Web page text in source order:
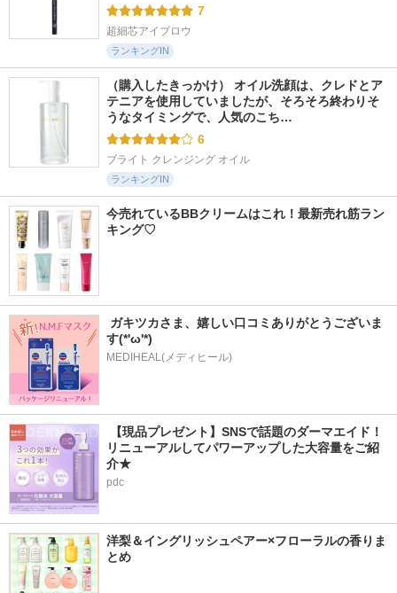
7
超細芯アイブロウ
ランキングIN
（購入したきっかけ） オイル洗顔は、クレドとア
テニアを使用していましたが、そろそろ終わりそ
うなタイミングで、人気のこち…
6
ブライト クレンジング オイル
ランキングIN
今売れているBBクリームはこれ！最新売れ筋ラン
キング♡
ガキツカさま、嬉しい口コミありがとうございま
す(*'ω'*)
MEDIHEAL(メディヒール)
【現品プレゼント】SNSで話題のダーマエイド！
リニューアルしてパワーアップした大容量をご紹
介★
pdc
洋梨＆イングリッシュペアー×フローラルの香りま
とめ